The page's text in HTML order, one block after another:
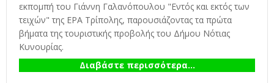
εκπομπή του Γιάννη Γαλανόπουλου "Εντός και εκτός των
τειχών" της ΕΡΑ Τρίπολης, παρουσιάζοντας τα πρώτα
βήματα της τουριστικής προβολής του Δήμου Νότιας
Κυνουρίας.
Διαβάστε περισσότερα...